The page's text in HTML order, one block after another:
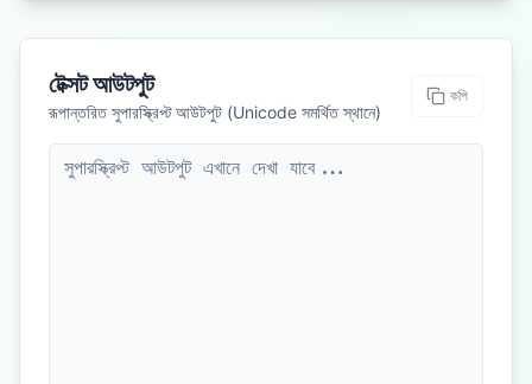
টেক্সট আউটপুট
রূপান্তরিত সুপারস্ক্রিপ্ট আউটপুট (Unicode সমর্থিত স্থানে)
কপি